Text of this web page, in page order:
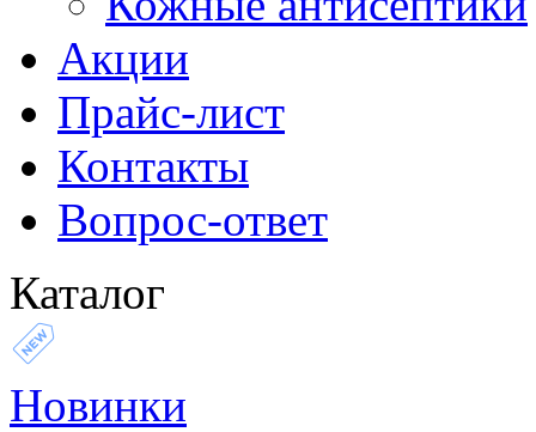
Акции
Прайс-лист
Контакты
Вопрос-ответ
Каталог
Новинки